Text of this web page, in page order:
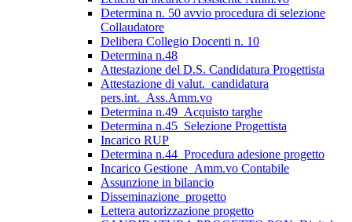
Determina n. 50 avvio procedura di selezione
Collaudatore
Delibera Collegio Docenti n. 10
Determina n.48
Attestazione del D.S. Candidatura Progettista
Attestazione di valut._candidatura
pers.int._Ass.Amm.vo
Determina n.49_Acquisto targhe
Determina n.45_Selezione Progettista
Incarico RUP
Determina n.44_Procedura adesione progetto
Incarico Gestione_Amm.vo Contabile
Assunzione in bilancio
Disseminazione_progetto
Lettera autorizzazione progetto